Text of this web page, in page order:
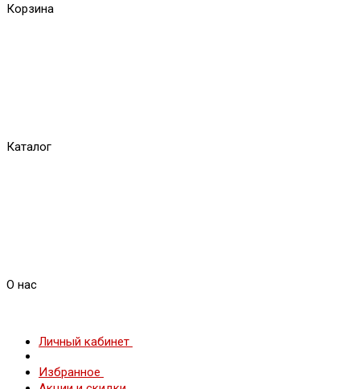
Корзина
Каталог
О нас
Личный кабинет
Избранное